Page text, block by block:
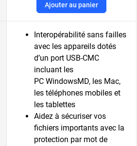
Ajouter au panier
Interopérabilité sans failles
avec les appareils dotés
d’un port USB-CMC
incluant les
PC WindowsMD, les Mac,
les téléphones mobiles et
les tablettes
Aidez à sécuriser vos
fichiers importants avec la
protection par mot de